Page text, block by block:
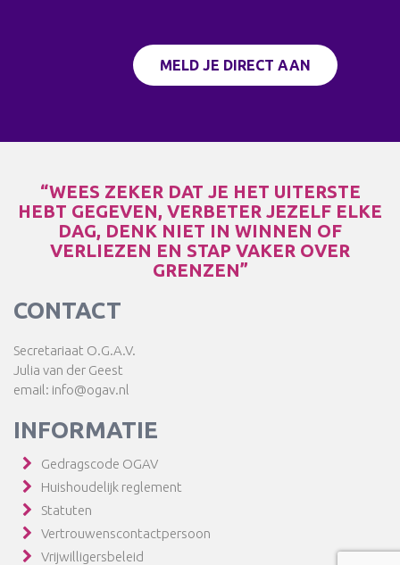
MELD JE DIRECT AAN
“WEES ZEKER DAT JE HET UITERSTE
HEBT GEGEVEN, VERBETER JEZELF ELKE
DAG, DENK NIET IN WINNEN OF
VERLIEZEN EN STAP VAKER OVER
GRENZEN”
CONTACT
Secretariaat O.G.A.V.
Julia van der Geest
email: info@ogav.nl
INFORMATIE
Gedragscode OGAV
Huishoudelijk reglement
Statuten
Vertrouwenscontactpersoon
Vrijwilligersbeleid